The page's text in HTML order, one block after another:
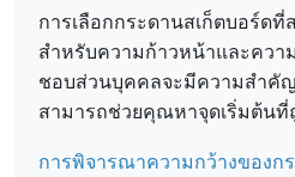
การเลือกกระดานสเก็ตบอร์ด
สำหรับความก้าวหน้าและคว
ชอบส่วนบุคคลจะมีความสำคั
สามารถช่วยคุณหาจุดเริ่มต้นที่
การพิจารณาความกว้างของก